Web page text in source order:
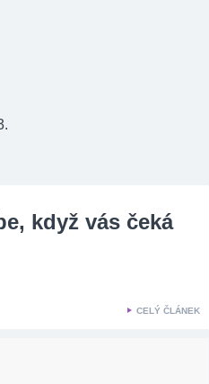
když vás čeká
CELÝ ČLÁNEK